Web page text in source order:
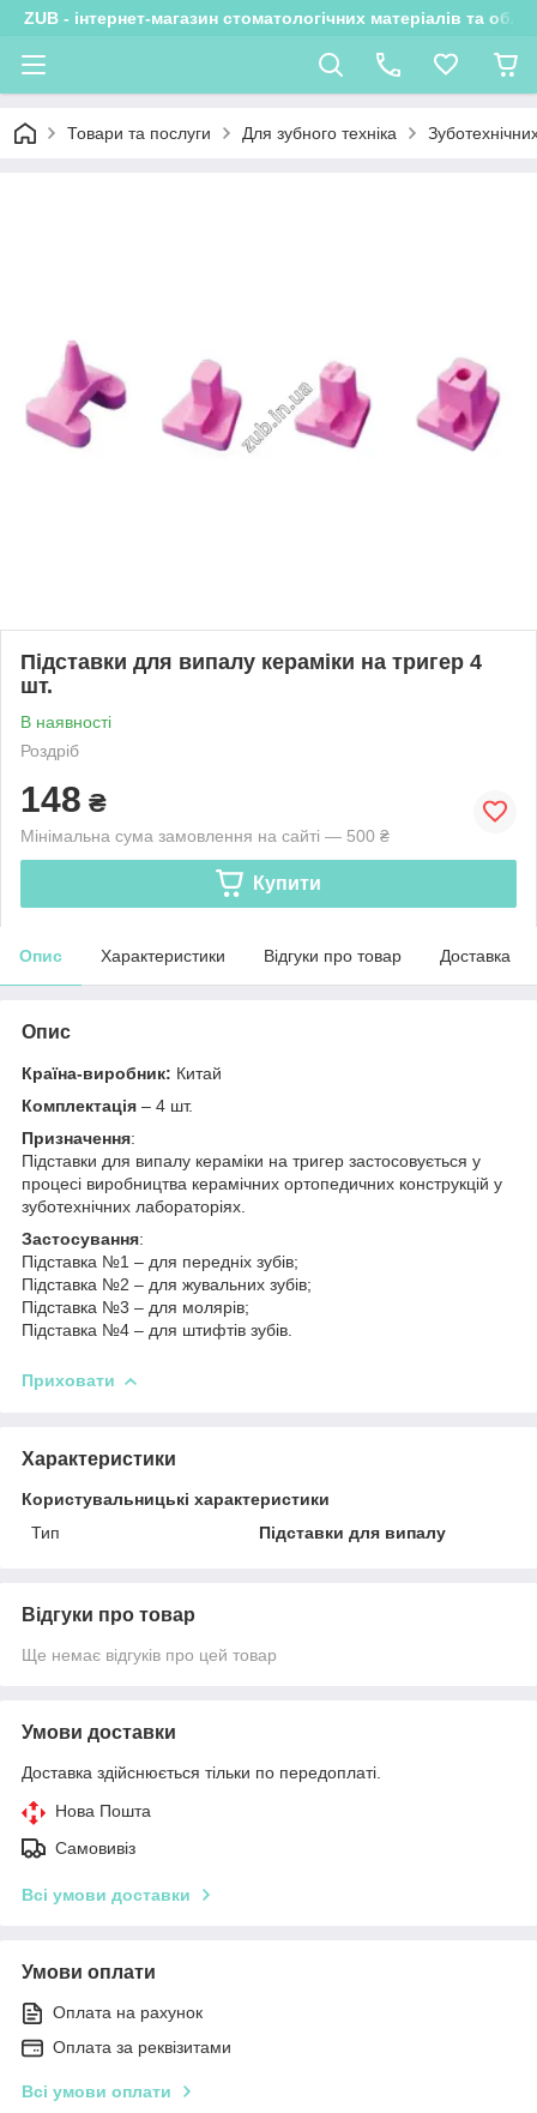
ZUB - інтернет-магазин стоматологічних матеріалів та
Товари та послуги Для зубного техніка
Підставки для випалу кераміки на тригер 4
шт.
В наявності
Роздріб
148 ₴
Мінімальна сума замовлення на сайті — 500 ₴
Купити
Опис Характеристики Відгуки про товар Доставка
Опис
Країна-виробник: Китай
Комплектація – 4 шт.
Призначення:
Підставки для випалу кераміки на тригер застосовується у
процесі виробництва керамічних ортопедичних конструкцій у
зуботехнічних лабораторіях.
Застосування:
Підставка №1 – для передніх зубів;
Підставка №2 – для жувальних зубів;
Підставка №3 – для молярів;
Підставка №4 – для штифтів зубів.
Приховати
Характеристики
Користувальницькі характеристики
Тип
Підставки для випалу
Відгуки про товар
Ще немає відгуків про цей товар
Умови доставки
Доставка здійснюється тільки по передоплаті.
Нова Пошта
Самовивіз
Всі умови доставки
Умови оплати
Оплата на рахунок
Оплата за реквізитами
Всі умови оплати